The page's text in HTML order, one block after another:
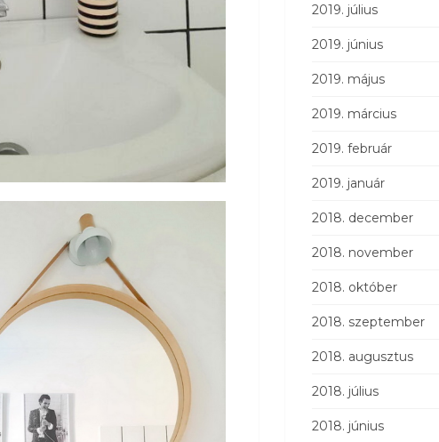
2019. július
2019. június
2019. május
2019. március
2019. február
2019. január
2018. december
2018. november
2018. október
2018. szeptember
2018. augusztus
2018. július
2018. június